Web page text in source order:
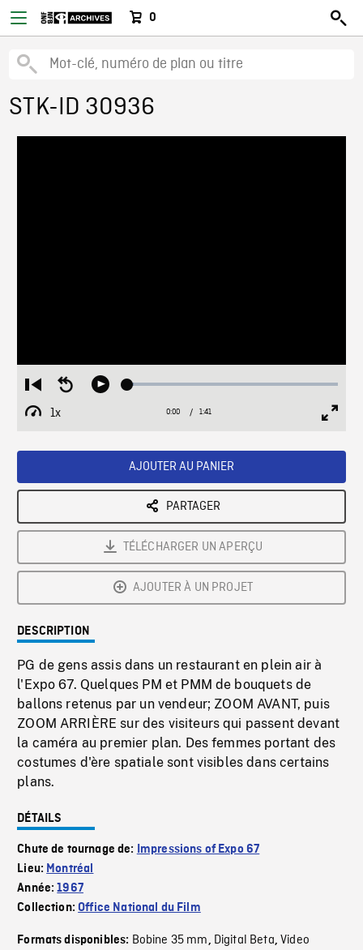
0
STK-ID 30936
Restart
from
beginning
Seek
Play Loaded:
1x
Playback
Current
0:00 / Duration
1:41
AJOUTER AU PANIER
PARTAGER
TÉLÉCHARGER UN APERÇU
AJOUTER À UN PROJET
DESCRIPTION
PG de gens assis dans un restaurant en plein air à
l'Expo 67. Quelques PM et PMM de bouquets de
ballons retenus par un vendeur; ZOOM AVANT, puis
ZOOM ARRIÈRE sur des visiteurs qui passent devant
la caméra au premier plan. Des femmes portant des
costumes d'ère spatiale sont visibles dans certains
plans.
DÉTAILS
Chute de tournage de:
Impressions of Expo 67
Lieu: Montréal
Année:1967
Collection:Office National du Film
Formats disponibles: Bobine 35 mm, Digital Beta,Video